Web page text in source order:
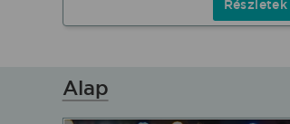
Részletek
Alap